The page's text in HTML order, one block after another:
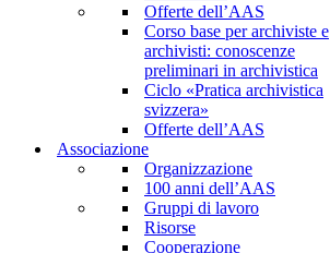
Offerte dell’AAS
Corso base per archiviste e
archivisti: conoscenze
preliminari in archivistica
Ciclo «Pratica archivistica
svizzera»
Offerte dell’AAS
Associazione
Organizzazione
100 anni dell’AAS
Gruppi di lavoro
Risorse
Cooperazione